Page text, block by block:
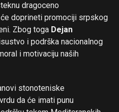
dragoceno
doprineti promociji srpskog
Zbog toga Dejan
i podrška nacionalnog
i motivaciju naših
stonoteniske
da će imati punu